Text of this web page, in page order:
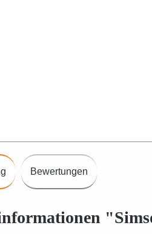
Bewertungen